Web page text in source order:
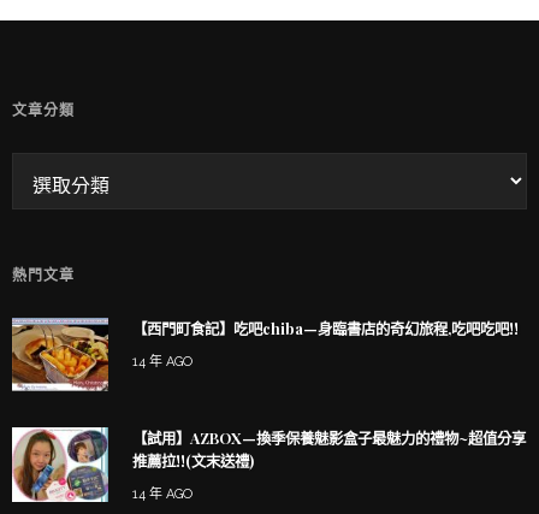
童兒的 INSTAGRAM
文章分類
熱門文章
【西門町食記】吃吧chiba—身臨書店的奇幻旅程,吃吧吃吧!!
14 年 AGO
【試用】AZBOX—換季保養魅影盒子最魅力的禮物~超值分享
推薦拉!!(文末送禮)
14 年 AGO